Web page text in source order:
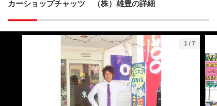
カーショップチャッツ （株）雄豊の詳細
1 / 7